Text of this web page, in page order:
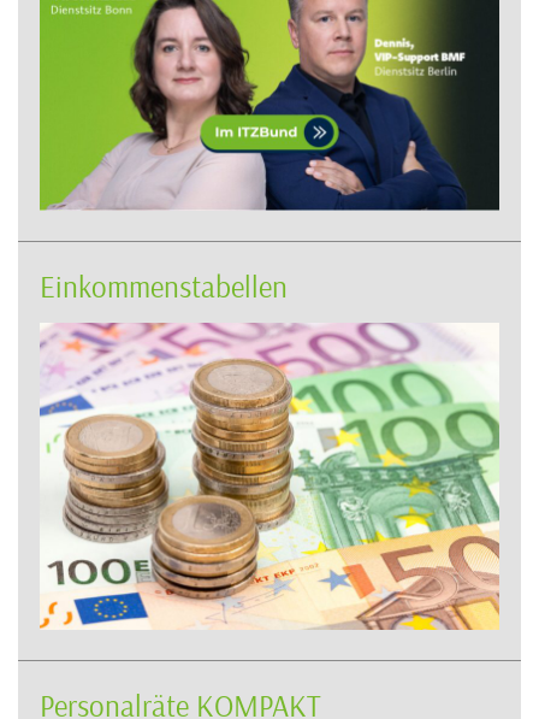
Einkommenstabellen
Personalräte KOMPAKT